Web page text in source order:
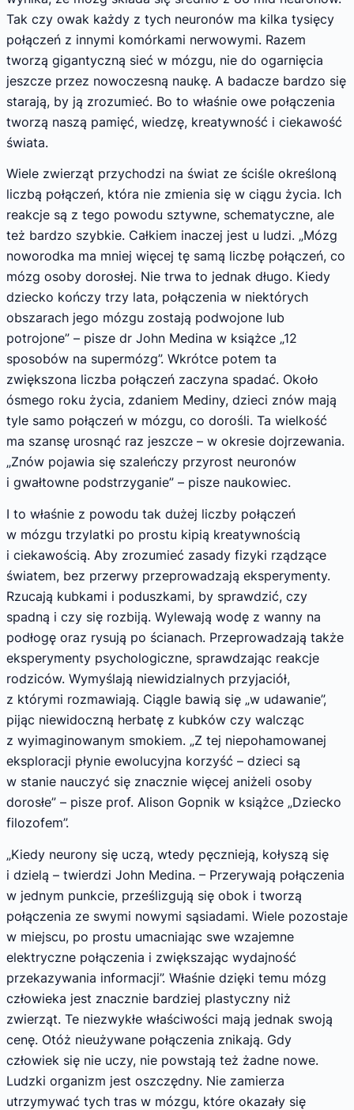
Tak czy owak każdy z tych neuronów ma kilka tysięcy
połączeń z innymi komórkami nerwowymi. Razem
tworzą gigantyczną sieć w mózgu, nie do ogarnięcia
jeszcze przez nowoczesną naukę. A badacze bardzo się
starają, by ją zrozumieć. Bo to właśnie owe połączenia
tworzą naszą pamięć, wiedzę, kreatywność i ciekawość
świata.
Wiele zwierząt przychodzi na świat ze ściśle określoną
liczbą połączeń, która nie zmienia się w ciągu życia. Ich
reakcje są z tego powodu sztywne, schematyczne, ale
też bardzo szybkie. Całkiem inaczej jest u ludzi. „Mózg
noworodka ma mniej więcej tę samą liczbę połączeń, co
mózg osoby dorosłej. Nie trwa to jednak długo. Kiedy
dziecko kończy trzy lata, połączenia w niektórych
obszarach jego mózgu zostają podwojone lub
potrojone” – pisze dr John Medina w książce „12
sposobów na supermózg”. Wkrótce potem ta
zwiększona liczba połączeń zaczyna spadać. Około
ósmego roku życia, zdaniem Mediny, dzieci znów mają
tyle samo połączeń w mózgu, co dorośli. Ta wielkość
ma szansę urosnąć raz jeszcze – w okresie dojrzewania.
„Znów pojawia się szaleńczy przyrost neuronów
i gwałtowne podstrzyganie” – pisze naukowiec.
I to właśnie z powodu tak dużej liczby połączeń
w mózgu trzylatki po prostu kipią kreatywnością
i ciekawością. Aby zrozumieć zasady fizyki rządzące
światem, bez przerwy przeprowadzają eksperymenty.
Rzucają kubkami i poduszkami, by sprawdzić, czy
spadną i czy się rozbiją. Wylewają wodę z wanny na
podłogę oraz rysują po ścianach. Przeprowadzają także
eksperymenty psychologiczne, sprawdzając reakcje
rodziców. Wymyślają niewidzialnych przyjaciół,
z którymi rozmawiają. Ciągle bawią się „w udawanie”,
pijąc niewidoczną herbatę z kubków czy walcząc
z wyimaginowanym smokiem. „Z tej niepohamowanej
eksploracji płynie ewolucyjna korzyść – dzieci są
w stanie nauczyć się znacznie więcej aniżeli osoby
dorosłe” – pisze prof. Alison Gopnik w książce „Dziecko
filozofem”.
„Kiedy neurony się uczą, wtedy pęcznieją, kołyszą się
i dzielą – twierdzi John Medina. – Przerywają połączenia
w jednym punkcie, prześlizgują się obok i tworzą
połączenia ze swymi nowymi sąsiadami. Wiele pozostaje
w miejscu, po prostu umacniając swe wzajemne
elektryczne połączenia i zwiększając wydajność
przekazywania informacji”. Właśnie dzięki temu mózg
człowieka jest znacznie bardziej plastyczny niż
zwierząt. Te niezwykłe właściwości mają jednak swoją
cenę. Otóż nieużywane połączenia znikają. Gdy
człowiek się nie uczy, nie powstają też żadne nowe.
Ludzki organizm jest oszczędny. Nie zamierza
utrzymywać tych tras w mózgu, które okazały się